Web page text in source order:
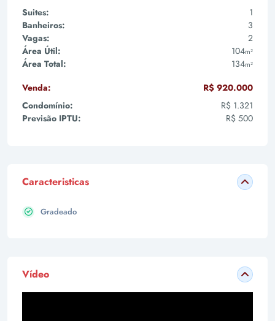
Suites:
1
Banheiros:
3
Vagas:
2
Área Útil:
104m²
Área Total: 134m²
Venda:
R$ 920.000
Condomínio:
R$ 1.321
Previsão IPTU:
R$ 500
Caracteristicas
Gradeado
Vídeo